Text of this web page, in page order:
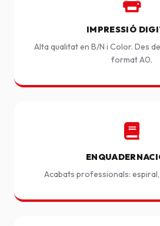
IMPRESSIÓ
Alta qualitat en B/N i Color. Des
format A0.
Acabats professionals: espiral,